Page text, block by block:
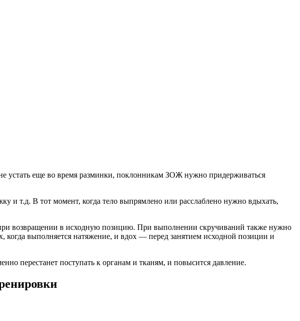
устать еще во время разминки, поклонникам ЗОЖ нужно придерживаться
и т.д. В тот момент, когда тело выпрямлено или расслаблено нужно вдыхать,
возвращении в исходную позицию. При выполнении скручиваний также нужно
выполняется натяжение, и вдох — перед занятием исходной позиции и
перестанет поступать к органам и тканям, и повысится давление.